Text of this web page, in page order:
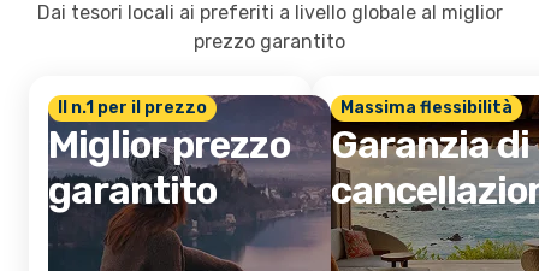
Dai tesori locali ai preferiti a livello globale al miglior
prezzo garantito
Il n.1 per il prezzo
Miglior prezzo
garantito
Massima flessibilità
Garanzia di